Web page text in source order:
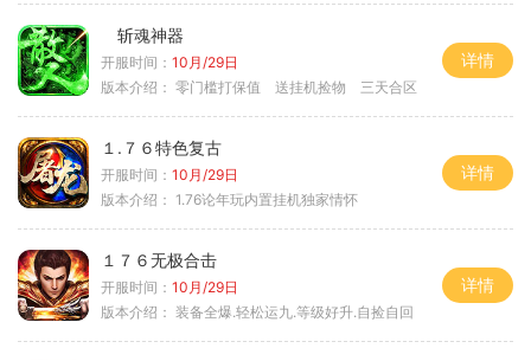
斩魂神器
开服时间： 10月/29日
版本介绍： 零门槛打保值 送挂机捡物 三天合区
详情
１.７６特色复古
开服时间： 10月/29日
版本介绍： 1.76论年玩内置挂机独家情怀
详情
１７６无极合击
开服时间： 10月/29日
版本介绍： 装备全爆.轻松运九.等级好升.自捡自回
详情